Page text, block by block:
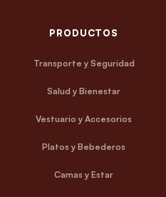
PRODUCTOS
Transporte y Seguridad
Salud y Bienestar
Vestuario y Accesorios
Platos y Bebederos
Camas y Estar